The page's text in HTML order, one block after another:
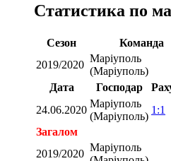
Статистика по
Сезон Команда
2019/2020
Маріуполь
(Маріуполь)
Дата
Господар
24.06.2020
Маріуполь
(Маріуполь)
1:1
Загалом
2019/2020
Маріуполь